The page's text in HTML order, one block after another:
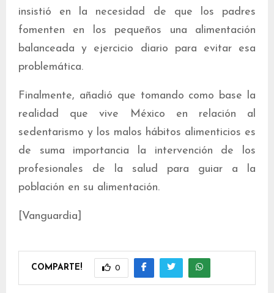
insistió en la necesidad de que los padres
fomenten en los pequeños una alimentación
balanceada y ejercicio diario para evitar esa
problemática.
Finalmente, añadió que tomando como base la
realidad que vive México en relación al
sedentarismo y los malos hábitos alimenticios es
de suma importancia la intervención de los
profesionales de la salud para guiar a la
población en su alimentación.
[Vanguardia]
COMPARTE! 0